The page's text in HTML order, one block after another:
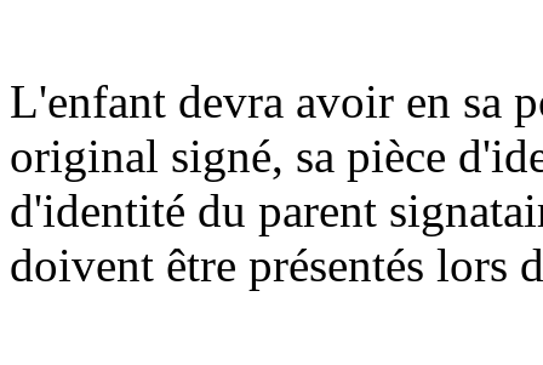
L'enfant devra avoir en sa
original signé, sa pièce
d'identité du parent
doivent être présentés lors